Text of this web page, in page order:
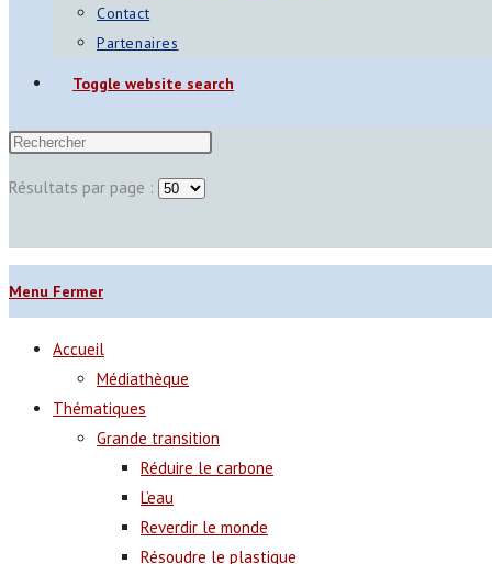
Contact
Partenaires
Toggle website search
Résultats par page :
Menu Fermer
Accueil
Médiathèque
Thématiques
Grande transition
Réduire le carbone
L’eau
Reverdir le monde
Résoudre le plastique